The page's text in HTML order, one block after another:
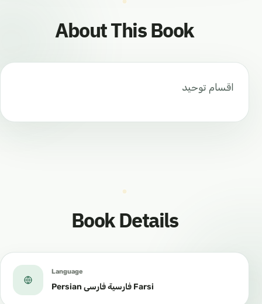
About This Book
اقسام توحيد
Book Details
Language
Persian فارسية فارسی Farsi